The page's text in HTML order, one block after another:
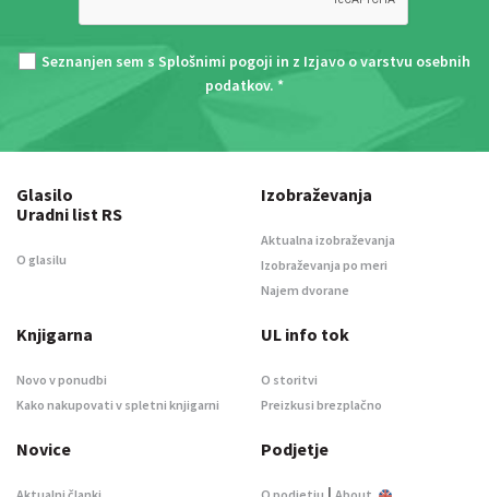
Seznanjen sem s Splošnimi pogoji in z Izjavo o varstvu osebnih
podatkov. *
Glasilo
Uradni list RS
O glasilu
Izobraževanja
Aktualna izobraževanja
Izobraževanja po meri
Najem dvorane
Knjigarna
Novo v ponudbi
Kako nakupovati v spletni knjigarni
UL info tok
O storitvi
Preizkusi brezplačno
Novice Podjetje